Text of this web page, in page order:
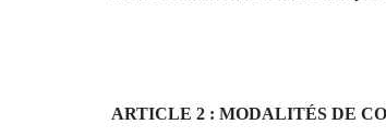
ARTICLE 2 : MODALITÉS DE